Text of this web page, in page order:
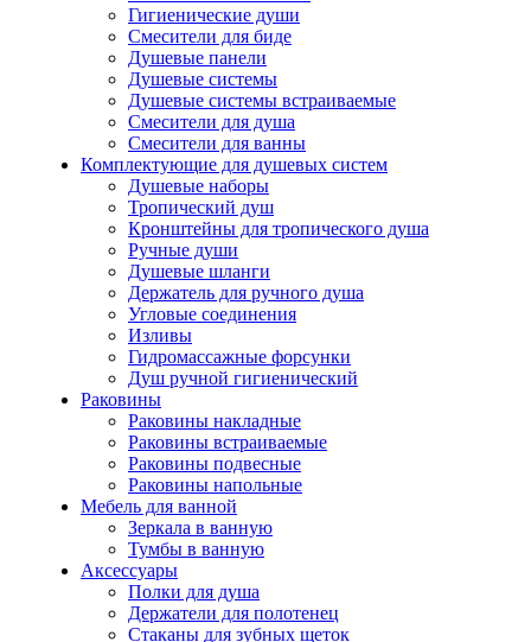
Гигиенические души
Смесители для биде
Душевые панели
Душевые системы
Душевые системы встраиваемые
Смесители для душа
Смесители для ванны
Комплектующие для душевых систем
Душевые наборы
Тропический душ
Кронштейны для тропического душа
Ручные души
Душевые шланги
Держатель для ручного душа
Угловые соединения
Изливы
Гидромассажные форсунки
Душ ручной гигиенический
Раковины
Раковины накладные
Раковины встраиваемые
Раковины подвесные
Раковины напольные
Мебель для ванной
Зеркала в ванную
Тумбы в ванную
Аксессуары
Полки для душа
Держатели для полотенец
Стаканы для зубных щеток